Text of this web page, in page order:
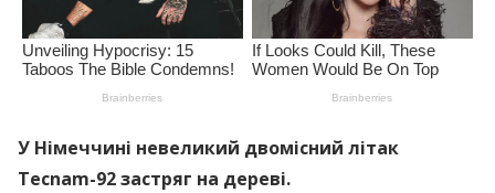
У Німеччині невеликий двомісний літак
Tecnam-92 застряг на дереві.